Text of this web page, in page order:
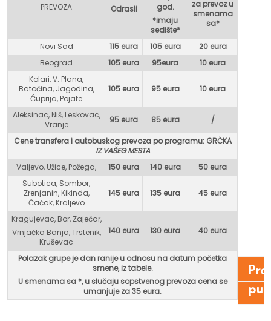
PREVOZA
Odrasli
god.
*imaju
sedište*
za prevoz u
smenama
sa*
Novi Sad 115 eura 105 eura
20 eura
Beograd
105 eura 95eura
10 eura
Kolari, V. Plana,
Batočina, Jagodina,
Ćuprija, Pojate
105 eura 95 eura 10 eura
Aleksinac, Niš, Leskovac,
Vranje
95 eura 85 eura /
Cene transfera i autobuskog prevoza po programu: GRČKA
IZ VAŠEG MESTA
Valjevo, Užice, Požega,
150 eura 140 eura
50 eura
Subotica, Sombor,
Zrenjanin, Kikinda,
Čačak, Kraljevo
145 eura 135 eura 45 eura
Kragujevac, Bor, Zaječar,
Vrnjačka Banja, Trstenik,
Kruševac
140 eura 130 eura 40 eura
Polazak grupe je dan ranije u odnosu na datum početka
smene, iz tabele.
U smenama sa *, uslučaju sopstvenog prevoza cena se
umanjuje za 35 eura.